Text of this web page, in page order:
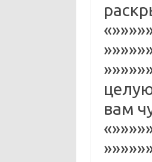
вам